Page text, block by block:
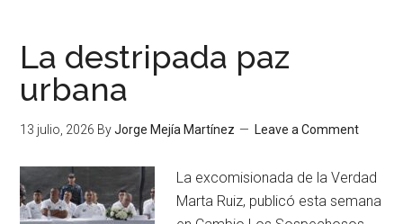
La destripada paz
urbana
13 julio, 2026 ByJorge Mejía Martínez Leave a Comment
La excomisionada de la Verdad
Marta Ruiz, publicó esta semana